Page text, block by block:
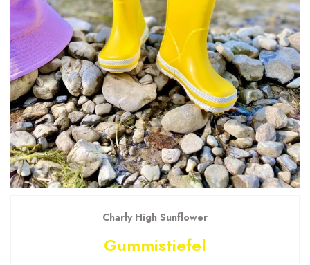
Charly High Sunflower
Gummistiefel